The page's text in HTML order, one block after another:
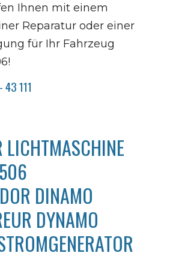
Ihnen mit einem
Reparatur oder einer
für Ihr Fahrzeug
111
LICHTMASCHINE
DINAMO
DYNAMO